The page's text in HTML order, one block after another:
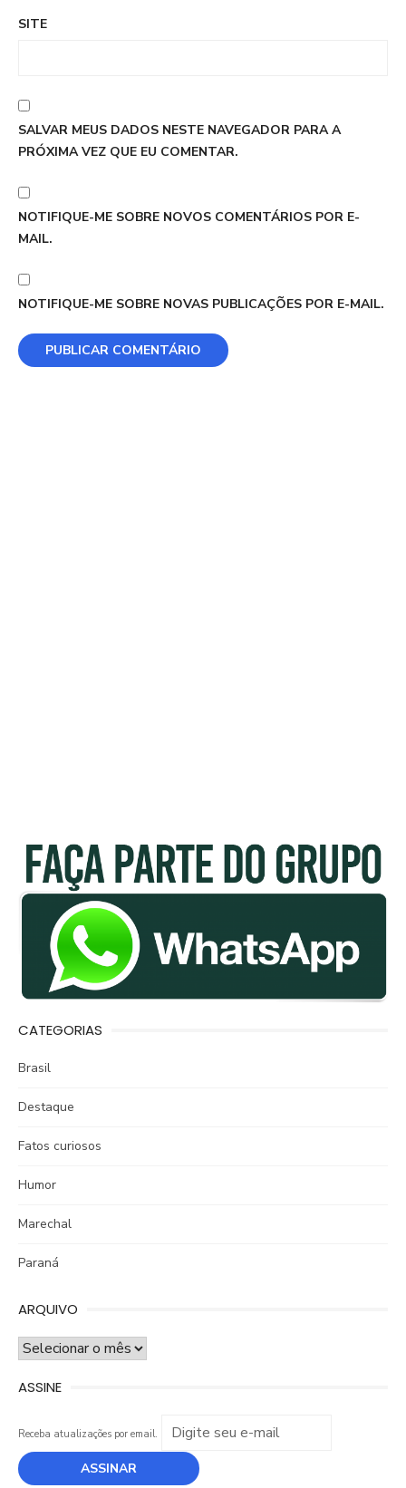
SITE
SALVAR MEUS DADOS NESTE NAVEGADOR PARA A
PRÓXIMA VEZ QUE EU COMENTAR.
NOTIFIQUE-ME SOBRE NOVOS COMENTÁRIOS POR E-
MAIL.
NOTIFIQUE-ME SOBRE NOVAS PUBLICAÇÕES POR E-MAIL.
CATEGORIAS
Brasil
Destaque
Fatos curiosos
Humor
Marechal
Paraná
ARQUIVO
ARQUIVO
ASSINE
Receba atualizações por email.